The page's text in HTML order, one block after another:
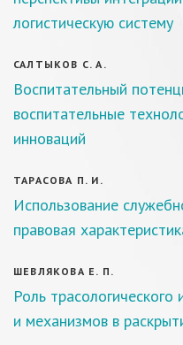
логистическую систему
САЛТЫКОВ С. А.
Воспитательный
воспитательные
инноваций
ТАРАСОВА П. И.
Использование
правовая
ШЕВЛЯКОВА Е. П.
Роль
и механизмов в